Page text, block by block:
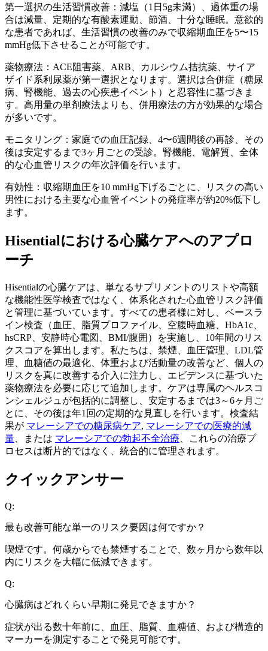
第一選択の生活習慣改善：減塩（1日5g未満）、過体重の場
合は減量、定期的な有酸素運動、節酒、十分な睡眠。意欲的
な患者であれば、生活習慣の改善のみで収縮期血圧を5〜15
mmHg低下させることが可能です。
薬物療法：ACE阻害薬、ARB、カルシウム拮抗薬、サイア
ザイド系利尿薬が第一選択となります。選択は合併症（糖尿
病、腎機能、過去の心疾患イベント）と忍容性に基づきま
す。高用量の単剤療法よりも、併用療法の方が効果的な場合
が多いです。
モニタリング：家庭での血圧記録、4〜6週間後の再診、その
後は安定するまで3ヶ月ごとの受診。腎機能、電解質、全体
的な心血管リスクの年次評価を行います。
有効性：収縮期血圧を10 mmHg下げるごとに、リスクの高い
男性における主要な心血管イベントの発症率が約20%低下し
ます。
Hisentialにおける心臓ケアへのアプロ
ーチ
Hisentialの心臓ケアは、単なるサプリメントのリストや高額
な機能性医学検査ではなく、体系化された心血管リスク評価
と管理に基づいています。すべての患者様に対し、ベースラ
イン検査（血圧、脂質プロファイル、空腹時血糖、HbA1c、
hsCRP、安静時心電図、BMI/腹囲）を実施し、10年間のリス
クスコアを算出します。私たちは、禁煙、血圧管理、LDL管
理、血糖値の最適化、体重および活動量の改善など、個人の
リスクを真に改善する介入に注力し、エビデンスに基づいた
薬物療法を必要に応じて追加します。ケアは専属のヘルスコ
ンシェルジュが包括的に調整し、安定するまでは3～6ヶ月ご
とに、その後は年1回の定期的な見直しを行います。検査結
果が マレーシアでの糖尿病ケア, マレーシアでの医療的減
量 、または マレーシアでの勃起不全治療 、これらの治療プ
ロセスは断片的ではなく、統合的に管理されます。
クイックアンサー
Q:
最も改善可能な単一のリスク要因は何ですか？
喫煙です。何歳からでも禁煙することで、数ヶ月から数年以
内にリスクを大幅に低減できます。
Q:
心臓病はどれくらい早期に発見できますか？
症状が出る数十年前に、血圧、脂質、血糖値、および構造的
マーカーを測定することで発見可能です。